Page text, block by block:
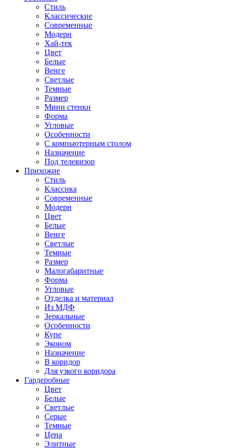
Стиль
Классические
Современные
Модерн
Хай-тек
Цвет
Белые
Венге
Светлые
Темные
Размер
Мини стенки
Форма
Угловые
Особенности
С компьютерным столом
Назначение
Под телевизор
Прихожие
Стиль
Классика
Современные
Модерн
Цвет
Белые
Венге
Светлые
Темные
Размер
Малогабаритные
Форма
Угловые
Отделка и материал
Из МДФ
Зеркальные
Особенности
Купе
Эконом
Назначение
В коридор
Для узкого коридора
Гардеробные
Цвет
Белые
Светлые
Серые
Темные
Цена
Элитные